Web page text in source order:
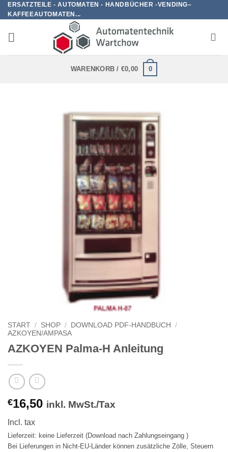
Zum
Inhalt
springen
ERSATZTEILE - AUTOMATEN - HANDBÜCHER -VENDING–
KAFFEEAUTOMATEN...
WARENKORB / €0,00 0
START / SHOP / DOWNLOAD PDF-HANDBUCH
/
AZKOYEN/AMPASA
AZKOYEN Palma-H Anleitung
€16,50 inkl. MwSt./Tax
Incl. tax
Lieferzeit: keine Lieferzeit (Download nach Zahlungseingang )
Bei Lieferungen in Nicht-EU-Länder können zusätzliche Zölle, Steuern